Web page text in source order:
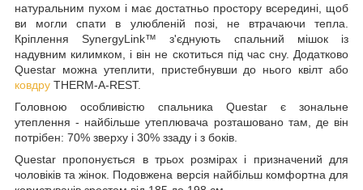
натуральним пухом і має достатньо простору всередині, щоб
ви могли спати в улюбленій позі, не втрачаючи тепла.
Кріплення SynergyLink™ з'єднують спальний мішок із
надувним килимком, і він не скотиться під час сну. Додатково
Questar можна утеплити, пристебнувши до нього квілт або
ковдру THERM-A-REST.
Головною особливістю спальника Questar є зональне
утеплення - найбільше утеплювача розташовано там, де він
потрібен: 70% зверху і 30% ззаду і з боків.
Questar пропонується в трьох розмірах і призначений для
чоловіків та жінок. Подовжена версія найбільш комфортна для